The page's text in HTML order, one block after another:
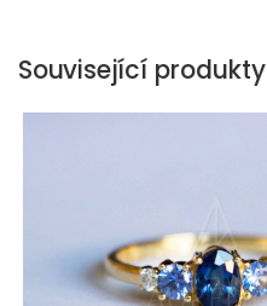
Související produkty